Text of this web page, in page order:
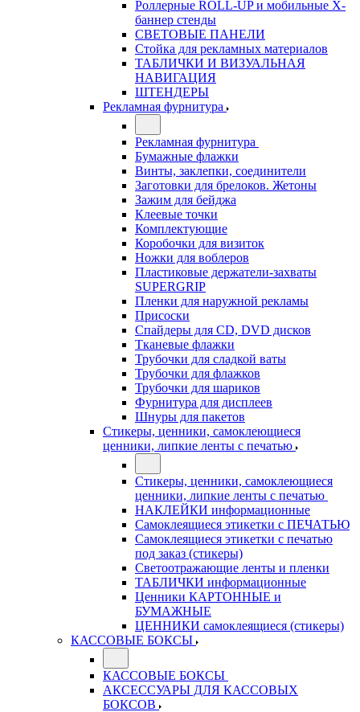
Роллерные ROLL-UP и мобильные X-
баннер стенды
СВЕТОВЫЕ ПАНЕЛИ
Стойка для рекламных материалов
ТАБЛИЧКИ И ВИЗУАЛЬНАЯ
НАВИГАЦИЯ
ШТЕНДЕРЫ
Рекламная фурнитура
Рекламная фурнитура
Бумажные флажки
Винты, заклепки, соединители
Заготовки для брелоков. Жетоны
Зажим для бейджа
Клеевые точки
Комплектующие
Коробочки для визиток
Ножки для воблеров
Пластиковые держатели-захваты
SUPERGRIP
Пленки для наружной рекламы
Присоски
Спайдеры для CD, DVD дисков
Тканевые флажки
Трубочки для сладкой ваты
Трубочки для флажков
Трубочки для шариков
Фурнитура для дисплеев
Шнуры для пакетов
Стикеры, ценники, самоклеющиеся
ценники, липкие ленты с печатью
Стикеры, ценники, самоклеющиеся
ценники, липкие ленты с печатью
НАКЛЕЙКИ информационные
Самоклеящиеся этикетки с ПЕЧАТЬЮ
Самоклеящиеся этикетки с печатью
под заказ (стикеры)
Светоотражающие ленты и пленки
ТАБЛИЧКИ информационные
Ценники КАРТОННЫЕ и
БУМАЖНЫЕ
ЦЕННИКИ самоклеящиеся (стикеры)
КАССОВЫЕ БОКСЫ
КАССОВЫЕ БОКСЫ
АКСЕССУАРЫ ДЛЯ КАССОВЫХ
БОКСОВ